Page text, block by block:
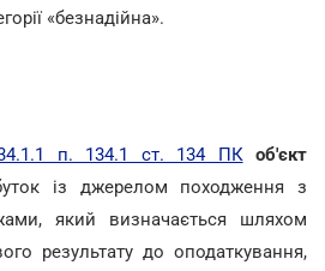
«безнадійна».
п. 134.1 ст. 134 ПК об'єкт
із джерелом походження з
який визначається шляхом
результату до оподаткування,